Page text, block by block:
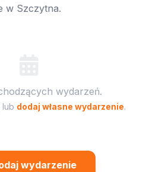
w Szczytna.
wydarzeń.
lub dodaj własne wydarzenie.
wydarzenie